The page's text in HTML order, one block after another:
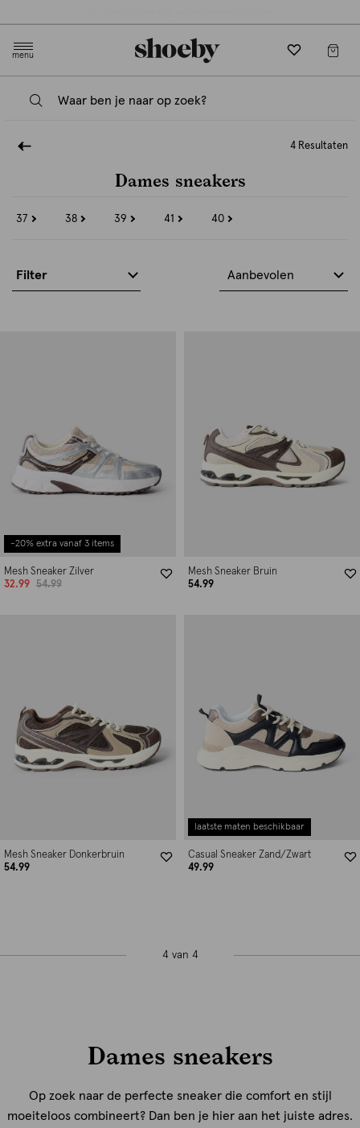
menu
4 Resultaten
Dames sneakers
37
Refine
38
Refine
39
Refine
41
Refine
40
Refine
Filter Aanbevolen
-20% extra vanaf 3 items
Mesh Sneaker Zilver
32.99
54.99
Mesh Sneaker Bruin
54.99
Mesh Sneaker Donkerbruin
54.99
laatste maten beschikbaar
Casual Sneaker Zand/Zwart
49.99
4 van 4
Dames sneakers
Op zoek naar de perfecte sneaker die comfort en stijl
moeiteloos combineert? Dan ben je hier aan het juiste adres.